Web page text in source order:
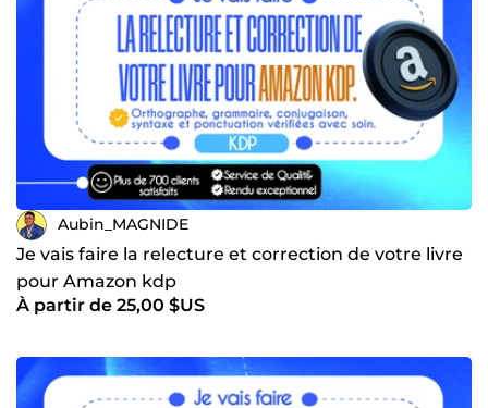
Aubin_MAGNIDE
Je vais faire la relecture et correction de votre livre
pour Amazon kdp
À partir de 25,00 $US